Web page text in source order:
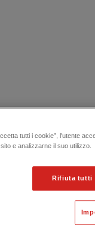
tutti i cookie”, l'utente
e analizzarne il suo utilizzo.
Rifiuta tutti